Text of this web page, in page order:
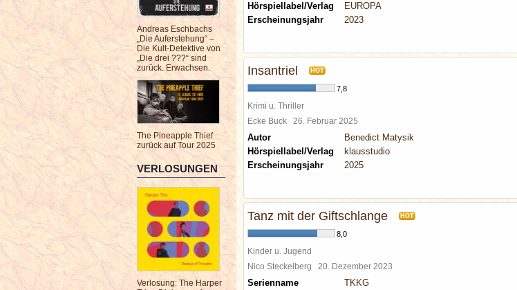
Andreas Eschbachs
„Die Auferstehung“ –
Die Kult-Detektive von
„Die drei ???“ sind
zurück. Erwachsen.
The Pineapple Thief
zurück auf Tour 2025
VERLOSUNGEN
Verlosung: The Harper
Hörspiellabel/Verlag
EUROPA
Erscheinungsjahr
2023
Insantriel HOT
7,8
Krimi u. Thriller
Ecke Buck 26. Februar 2025
Autor
Benedict Matysik
Hörspiellabel/Verlag
klausstudio
Erscheinungsjahr
2025
Tanz mit der Giftschlange HOT
8,0
Kinder u. Jugend
Nico Steckelberg 20. Dezember 2023
Serienname
TKKG